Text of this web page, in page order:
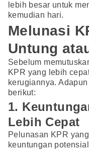
lebih besar untuk
kemudian hari.
Melunasi
Untung
Sebelum
KPR yang lebih
kerugiannya.
berikut:
1.
Lebih Cepat
Pelunasan KPR
keuntungan